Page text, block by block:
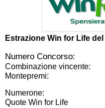
Estrazione Win for Life del
Numero Concorso:
Combinazione vincente:
Montepremi:
Numerone:
Quote Win for Life